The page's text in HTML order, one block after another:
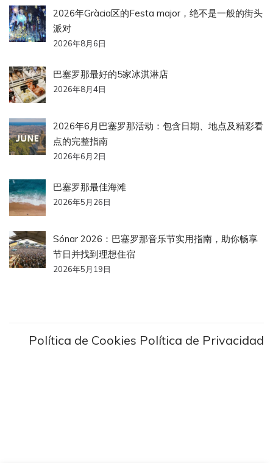
2026年Gràcia区的Festa major，绝不是一般的街头
派对
2026年8月6日
巴塞罗那最好的5家冰淇淋店
2026年8月4日
2026年6月巴塞罗那活动：包含日期、地点及精彩看
点的完整指南
2026年6月2日
巴塞罗那最佳海滩
2026年5月26日
Sónar 2026：巴塞罗那音乐节实用指南，助你畅享
节日并找到理想住宿
2026年5月19日
Política de Cookies Política de Privacidad